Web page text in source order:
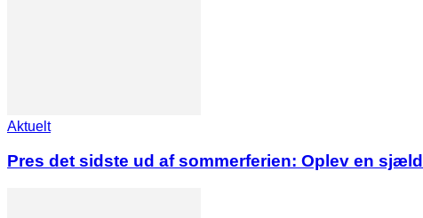
Aktuelt
Pres det sidste ud af sommerferien: Oplev en